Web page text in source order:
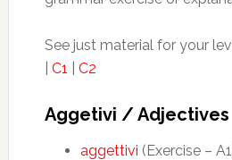
See just material for your
C1 C2
Aggetivi / Adjectives
aggettivi (Exercise –